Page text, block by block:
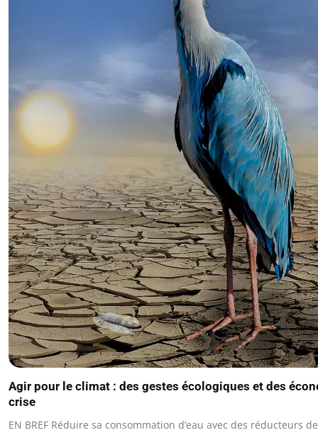
Agir pour le climat : des gestes écologiques et des
crise
EN BREF Réduire sa consommation d’eau avec des réducteurs